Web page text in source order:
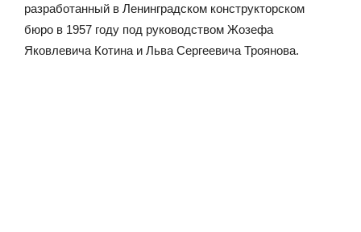
разработанный в Ленинградском конструкторском
бюро в 1957 году под руководством Жозефа
Яковлевича Котина и Льва Сергеевича Троянова.